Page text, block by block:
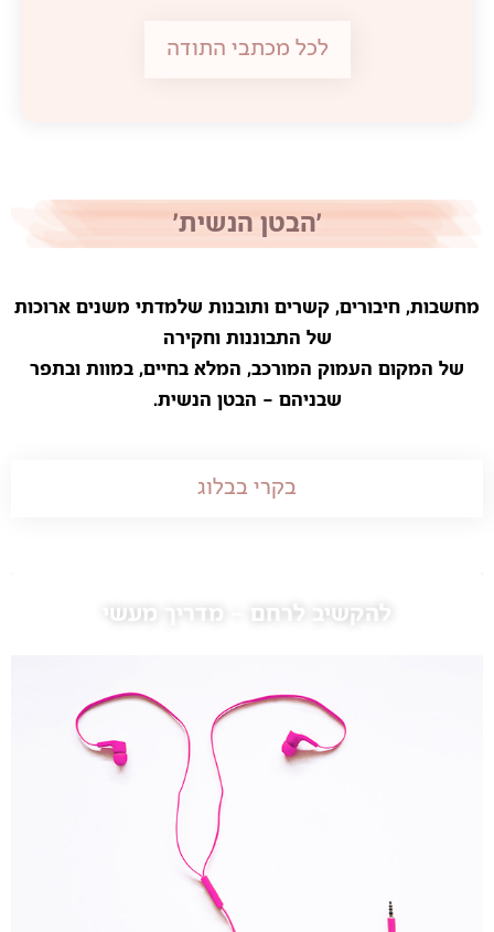
לכל מכתבי התודה
'הבטן הנשית'
מחשבות, חיבורים, קשרים ותובנות שלמדתי משנים ארוכות
של התבוננות וחקירה
של המקום העמוק המורכב, המלא בחיים, במוות ובתפר
שבניהם – הבטן הנשית.
בקרי בבלוג
להקשיב לרחם – מדריך מעשי